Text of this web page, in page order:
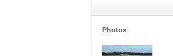
Photos